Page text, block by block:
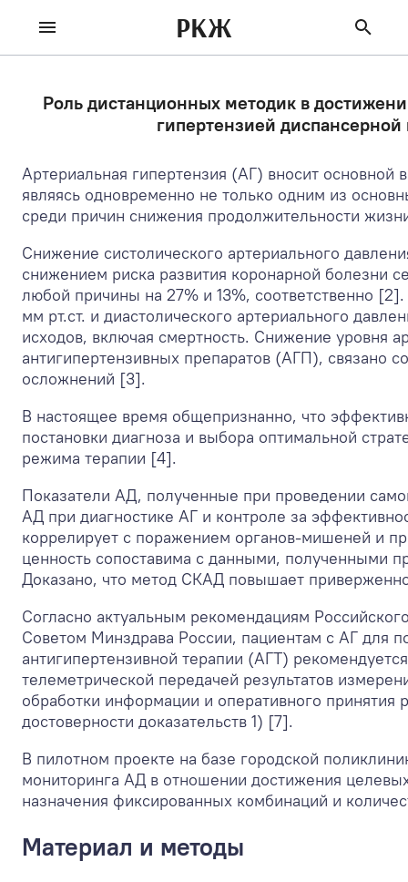
РКЖ
Роль дистанционных методик в
гипертензией
Артериальная гипертензия (АГ) вносит основной
являясь одновременно не только одним из
среди причин снижения продолжительности
Снижение систолического артериального
снижением риска развития коронарной болезни
любой причины на 27% и 13%, соответственно
мм рт.ст. и диастолического артериального
исходов, включая смертность. Снижение уровня
антигипертензивных препаратов (АГП), связано
осложнений [3].
В настоящее время общепризнанно, что
постановки диагноза и выбора оптимальной
режима терапии [4].
Показатели АД, полученные при проведении
АД при диагностике АГ и контроле за
коррелирует с поражением органов-мишеней и
ценность сопоставима с данными, полученными
Доказано, что метод СКАД повышает
Согласно актуальным рекомендациям
Советом Минздрава России, пациентам с АГ для
антигипертензивной терапии (АГТ)
телеметрической передачей результатов
обработки информации и оперативного
достоверности доказательств 1) [7].
В пилотном проекте на базе городской
мониторинга АД в отношении достижения
назначения фиксированных комбинаций и
Материал и методы